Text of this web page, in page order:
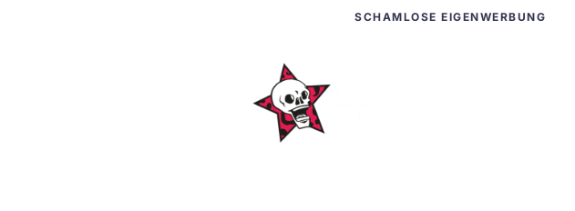
SCHAMLOSE EIGENWERBUNG